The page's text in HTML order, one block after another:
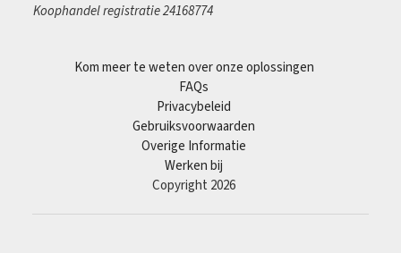
Koophandel registratie 24168774
Kom meer te weten over onze oplossingen
FAQs
Privacybeleid
Gebruiksvoorwaarden
Overige Informatie
Werken bij
Copyright 2026